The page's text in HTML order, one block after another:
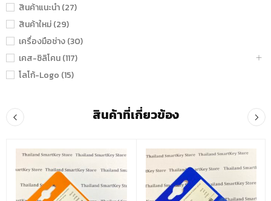
สินค้าแนะนำ (27)
สินค้าใหม่ (29)
เครื่องมือช่าง (30)
เคส-ซิลิโคน (117)
โลโก้-Logo (15)
สินค้าที่เกี่ยวข้อง